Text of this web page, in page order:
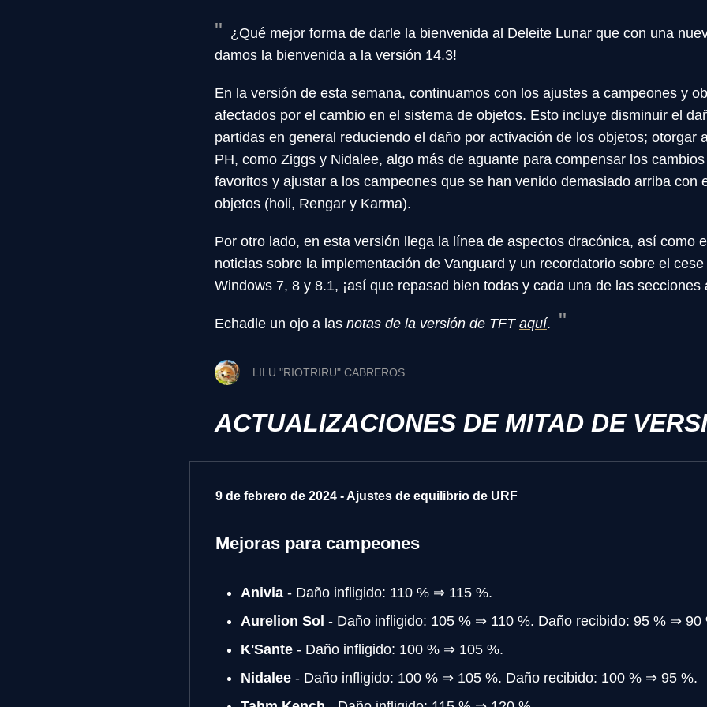
¿Qué mejor forma de darle la bienvenida al Deleite Lunar que con una
damos la bienvenida a la versión 14.3!
En la versión de esta semana, continuamos con los ajustes a campeones y
afectados por el cambio en el sistema de objetos. Esto incluye disminuir el
partidas en general reduciendo el daño por activación de los objetos; otorgar
PH, como Ziggs y Nidalee, algo más de aguante para compensar los
favoritos y ajustar a los campeones que se han venido demasiado arriba con
objetos (holi, Rengar y Karma).
Por otro lado, en esta versión llega la línea de aspectos dracónica, así como
noticias sobre la implementación de Vanguard y un recordatorio sobre el
Windows 7, 8 y 8.1, ¡así que repasad bien todas y cada una de las secciones
Echadle un ojo a las notas de la versión de TFT aquí.
LILU "RIOTRIRU" CABREROS
ACTUALIZACIONES DE MITAD DE
9 de febrero de 2024 - Ajustes de equilibrio de URF
Mejoras para campeones
Anivia - Daño infligido: 110 % ⇒ 115 %.
Aurelion Sol - Daño infligido: 105 % ⇒ 110 %. Daño recibido: 95 % ⇒ 90
K'Sante - Daño infligido: 100 % ⇒ 105 %.
Nidalee - Daño infligido: 100 % ⇒ 105 %. Daño recibido: 100 % ⇒ 95 %.